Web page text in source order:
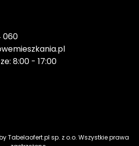
060
8:00 - 17:00
Tabelaofert.pl sp. z o.o. Wszystkie prawa